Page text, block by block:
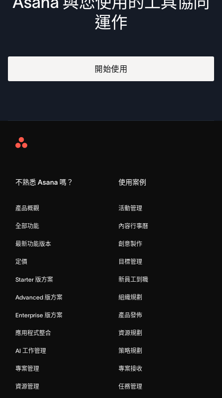
運作
開始使用
Asana
不熟悉 Asana 嗎？
產品概觀
全部功能
最新功能版本
定價
Starter 版方案
Advanced 版方案
Enterprise 版方案
應用程式整合
AI 工作管理
專案管理
資源管理
使用案例
活動管理
內容行事曆
創意製作
目標管理
新員工到職
組織規劃
產品發佈
資源規劃
策略規劃
專案接收
任務管理